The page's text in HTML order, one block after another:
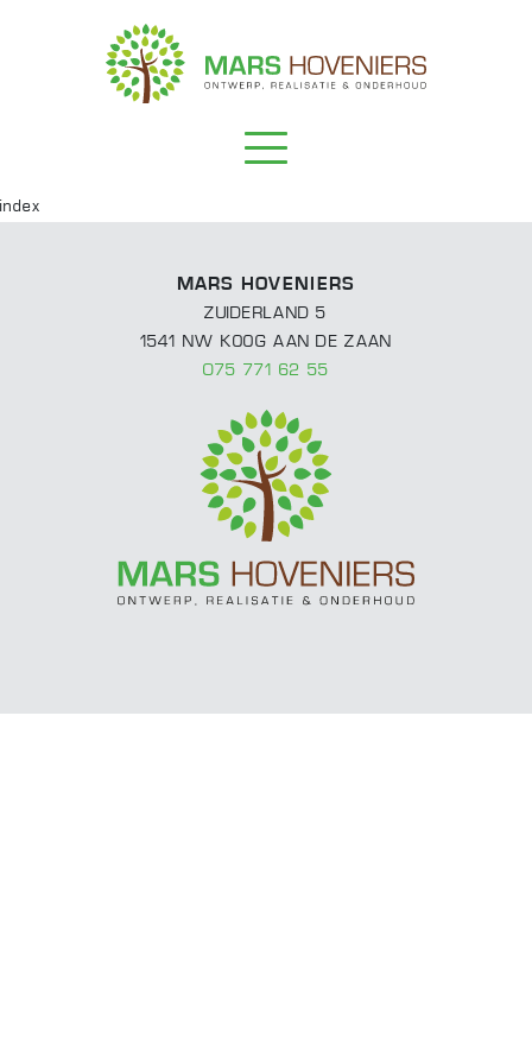
Moderne tuinen
Overkappingen
Onderhoud
Ontwerp
Realisatie
Over ons
Contact
index
MARS HOVENIERS
ZUIDERLAND 5
1541 NW KOOG AAN DE ZAAN
075 771 62 55